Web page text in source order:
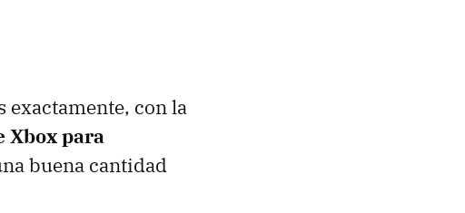
exactamente, con la
Xbox para
buena cantidad